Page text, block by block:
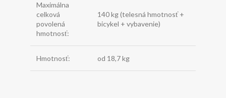
Maximálna
celková
povolená
hmotnosť:
140 kg (telesná hmotnosť +
bicykel + vybavenie)
Hmotnosť: od 18,7 kg